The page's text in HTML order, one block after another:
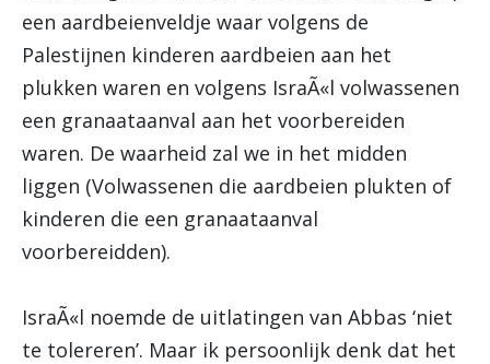
een aardbeienveldje waar volgens de
Palestijnen kinderen aardbeien aan het
plukken waren en volgens IsraÃ«l volwassenen
een granaataanval aan het voorbereiden
waren. De waarheid zal we in het midden
liggen (Volwassenen die aardbeien plukten of
kinderen die een granaataanval
voorbereidden).
IsraÃ«l noemde de uitlatingen van Abbas ‘niet
te tolereren’. Maar ik persoonlijk denk dat het